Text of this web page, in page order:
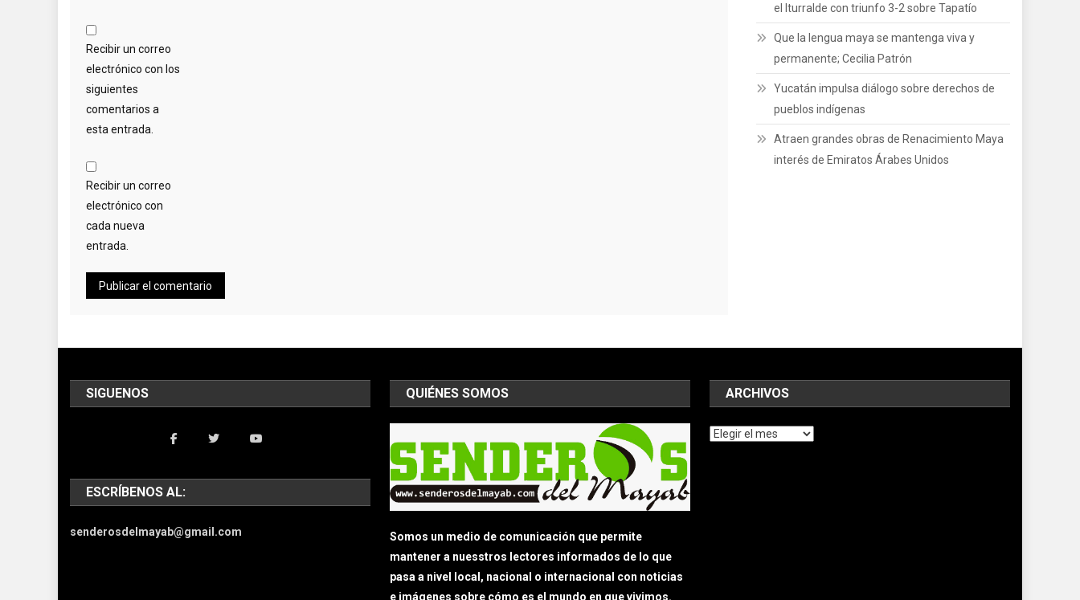
Recibir un correo
electrónico con los
siguientes
comentarios a
esta entrada.
Recibir un correo
electrónico con
cada nueva
entrada.
el Iturralde con triunfo 3-2 sobre Tapatío
Que la lengua maya se mantenga viva y
permanente; Cecilia Patrón
Yucatán impulsa diálogo sobre derechos de
pueblos indígenas
Atraen grandes obras de Renacimiento Maya
interés de Emiratos Árabes Unidos
SIGUENOS
ESCRÍBENOS AL:
senderosdelmayab@gmail.com
QUIÉNES SOMOS
Somos un medio de comunicación que permite
mantener a nuesstros lectores informados de lo que
pasa a nivel local, nacional o internacional con noticias
e imágenes sobre cómo es el mundo en que vivimos.
ARCHIVOS
Archivos